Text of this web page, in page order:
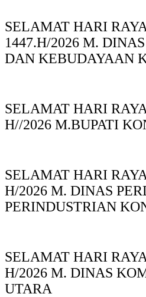
SELAMAT HARI
1447.H/2026 M.
DAN KEBUDAYAAN
SELAMAT HARI
H//2026 M.BUPATI
SELAMAT HARI
H/2026 M. DINAS
PERINDUSTRIAN
SELAMAT HARI
H/2026 M. DINAS
UTARA